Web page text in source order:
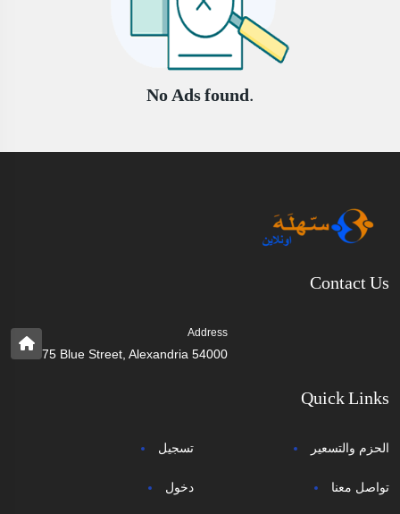
No Ads found.
Contact Us
Address
75 Blue Street, Alexandria 54000
Quick Links
تسجيل
دخول
الحزم والتسعير
تواصل معنا